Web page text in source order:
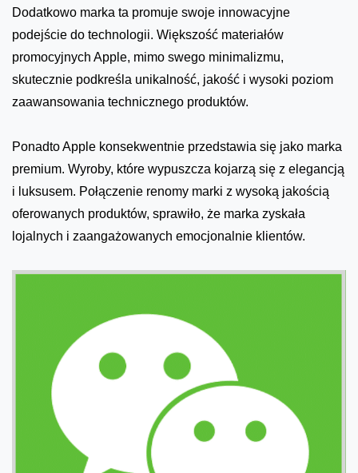
Dodatkowo marka ta promuje swoje innowacyjne
podejście do technologii. Większość materiałów
promocyjnych Apple, mimo swego minimalizmu,
skutecznie podkreśla unikalność, jakość i wysoki poziom
zaawansowania technicznego produktów.
Ponadto Apple konsekwentnie przedstawia się jako marka
premium. Wyroby, które wypuszcza kojarzą się z elegancją
i luksusem. Połączenie renomy marki z wysoką jakością
oferowanych produktów, sprawiło, że marka zyskała
lojalnych i zaangażowanych emocjonalnie klientów.